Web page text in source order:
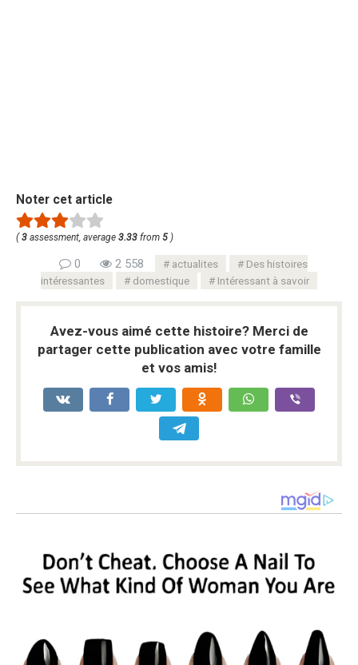
Noter cet article
(3 assessment, average 3.33 from 5 )
0 2 558 actualites
Des histoires
intéressantes
domestique Intéressant à savoir
Avez-vous aimé cette histoire? Merci de
partager cette publication avec votre famille
et vos amis!